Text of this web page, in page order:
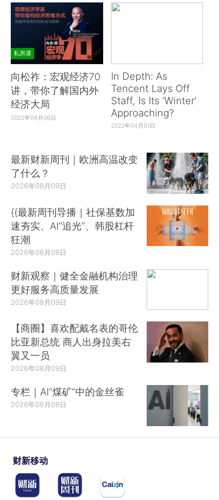
私房课
向松祚：宏观经济70
讲，带你了解国内外
经济大局
2022年04月06日
In Depth: As
Tencent Lays Off
Staff, Is Its ‘Winter’
Approaching?
2022年04月01日
最新财新周刊｜欧洲高温改变
了什么？
2026年08月09日
{{最新周刊导播｜社保基数加
速夯实、AI“追光”、韩股杠杆
狂潮
2026年08月09日
财新观察｜健全金融机构治理
更好服务高质量发展
2026年08月09日
【商圈】喜欢配戴名表的哥伦
比亚新总统 商人出身拉美右
翼又一员
2026年08月09日
专栏｜AI“煤矿”中的金丝雀
2026年08月09日
财新移动